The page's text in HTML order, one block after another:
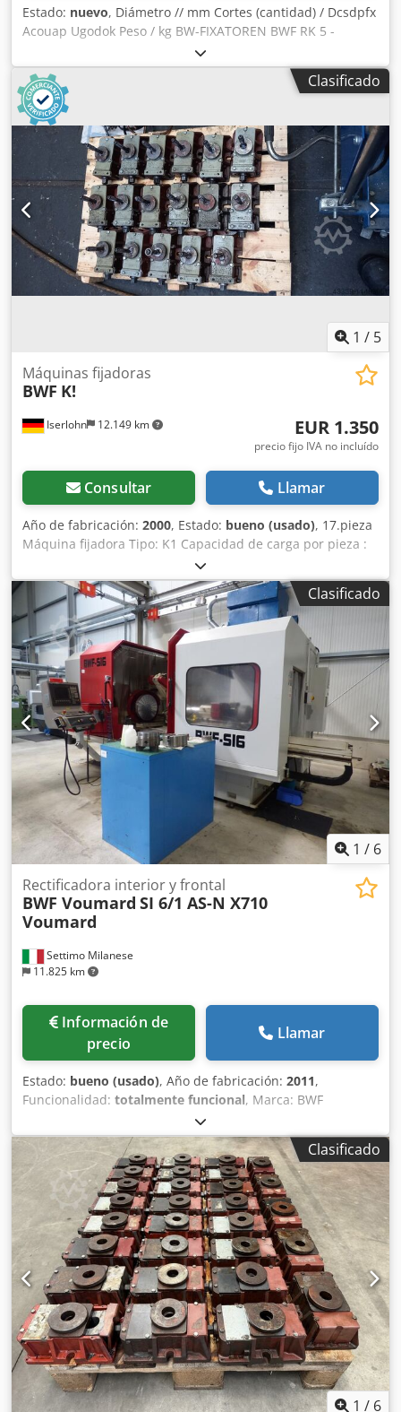
Estado: nuevo, Diámetro // mm Cortes (cantidad) / Dcsdpfx
Acouap Ugodok Peso / kg BW-FIXATOREN BWF RK 5 -
NUEVO 17 unidades disponibles de inmediato Precio por
unidad: 300,00 € más IVA. Estado: NUEVO Incluye: 1x
Fixador BWF RK V
Clasificado
1 / 5
Iserlohn 12.149 km
Máquinas fijadoras
BWF K!
EUR 1.350
precio fijo IVA no incluído
Consultar Llamar
Año de fabricación: 2000, Estado: bueno (usado), 17.pieza
Máquina fijadora Tipo: K1 Capacidad de carga por pieza :
900 KG Dimensiones : Largo 200 mm Ancho 100 mm Alto
con arandela 80 mm Dcedpfx Acom Tr Htodsk Rosca M16
En buen estado .
Clasificado
1 / 6
Settimo Milanese
11.825 km
Rectificadora interior y frontal
BWF Voumard SI 6/1 AS-N X710
Voumard
Información de
precio
Llamar
Estado: bueno (usado), Año de fabricación: 2011,
Funcionalidad: totalmente funcional, Marca: BWF
VOUMARD, tipo: SI 6/1 AS-N X710, nº de serie 1114, control
Siemens, tipo 840 Dsl, mecanizado Ø 40-400 mm,
profundidad de mecanizado 710 mm, Ø de la pieza 500-
600 mm, longitud máxima de la pieza 1.000 mm, cabezal
WSTK orientable -5/+30°, sistema de filtro de banda, filtro
de niebla de aceite, marca Unifil, retrofit 2011. Dsdpfeyfii
Dsx Acdjck
Clasificado
1 / 6